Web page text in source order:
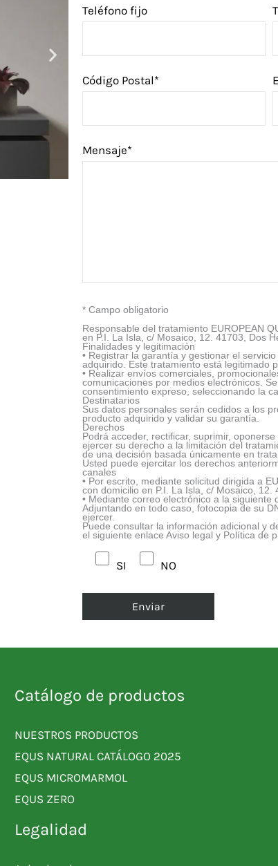
Teléfono fijo
Código Postal*
Mensaje*
* Campo obligatorio
Responsable del tratamiento EUROPEAN
en P.I. La Isla, c/ Mosaico, 12. 41703, Dos
Finalidades y legitimación
• Registrar la garantía y gestionar el
adquirido. Este tratamiento está legitimado
• Realizar envíos comerciales,
comunicaciones por medios electrónicos.
consentimiento expreso, seleccionando la
Destinatarios
Sus datos personales serán cedidos a los
producto adquirido y validar su garantía.
Derechos
Podrá acceder, rectificar, suprimir,
ejercer su derecho a la limitación del
de una decisión basada únicamente en
Usted puede ejercitar los derechos
canales
• Por escrito, mediante solicitud dirigida a
con domicilio en P.I. La Isla, c/ Mosaico, 12.
• Mediante correo electrónico a la siguiente
Adjuntando en todo caso, fotocopia de su
ejercer.
Puede consultar la información adicional y
el siguiente enlace Aviso legal y Política de
SI NO
Catálogo de productos
NUESTROS PRODUCTOS
EQUS NATURAL CATÁLOGO 2025
EQUS MICROMARMOL
EQUS ZERO
Legalidad